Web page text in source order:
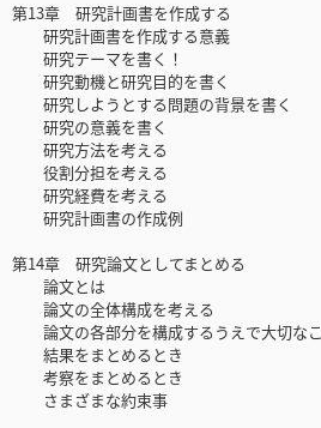
第13章 研究計画書を作成する
研究計画書を作成する意義
研究テーマを書く！
研究動機と研究目的を書く
研究しようとする問題の背景を書く
研究の意義を書く
研究方法を考える
役割分担を考える
研究経費を考える
研究計画書の作成例
第14章 研究論文としてまとめる
論文とは
論文の全体構成を考える
論文の各部分を構成するうえで大切な
結果をまとめるとき
考察をまとめるとき
さまざまな約束事